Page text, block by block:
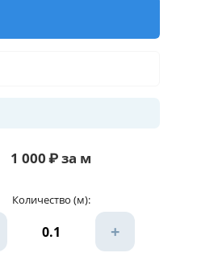
1 000₽за м
Количество (м):
+